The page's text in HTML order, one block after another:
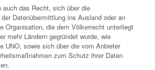
auch das Recht, sich über die
Datenübermittlung ins Ausland oder an
Organisation, die dem Völkerrecht unterliegt
mehr Ländern gegründet wurde, wie
UNO, sowie sich über die vom Anbieter
zum Schutz ihrer Daten